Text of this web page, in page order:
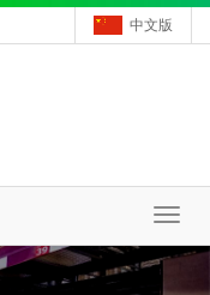
中文版